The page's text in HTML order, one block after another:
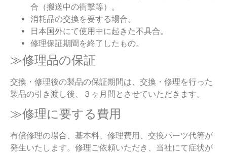
合（搬送中の衝撃等）。
消耗品の交換を要する場合。
日本国外にて使用中に起きた不具合。
修理保証期間を終了したもの。
≫修理品の保証
交換・修理後の製品の保証期間は、交換・修理を行った
製品の引き渡し後、３ヶ月間とさせていただきます。
≫修理に要する費用
有償修理の場合、基本料、修理費用、交換パーツ代等が
発生いたします。修理ご依頼いただき、当社にて症状が